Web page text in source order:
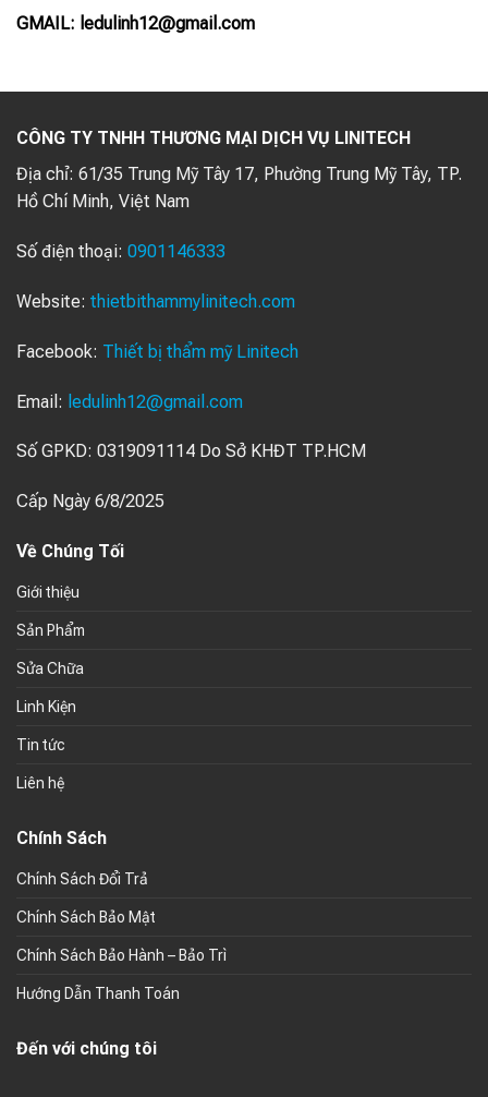
GMAIL: ledulinh12@gmail.com
CÔNG TY TNHH THƯƠNG MẠI DỊCH VỤ LINITECH
Địa chỉ: 61/35 Trung Mỹ Tây 17, Phường Trung Mỹ Tây, TP.
Hồ Chí Minh, Việt Nam
Số điện thoại: 0901146333
Website: thietbithammylinitech.com
Facebook: Thiết bị thẩm mỹ Linitech
Email: ledulinh12@gmail.com
Số GPKD: 0319091114 Do Sở KHĐT TP.HCM
Cấp Ngày 6/8/2025
Về Chúng Tối
Giới thiệu
Sản Phẩm
Sửa Chữa
Linh Kiện
Tin tức
Liên hệ
Chính Sách
Chính Sách Đổi Trả
Chính Sách Bảo Mật
Chính Sách Bảo Hành – Bảo Trì
Hướng Dẫn Thanh Toán
Đến với chúng tôi